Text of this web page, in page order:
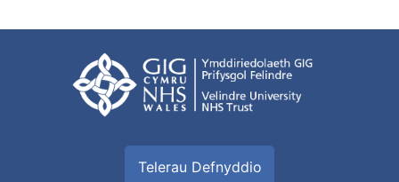
Telerau Defnyddio